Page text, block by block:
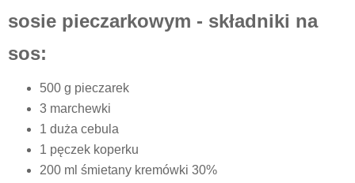
sosie pieczarkowym - składniki na
sos:
500 g pieczarek
3 marchewki
1 duża cebula
1 pęczek koperku
200 ml śmietany kremówki 30%